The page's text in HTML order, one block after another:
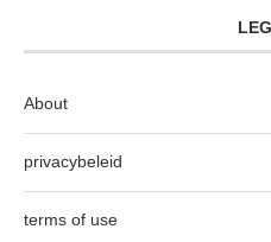
About
privacybeleid
terms of use